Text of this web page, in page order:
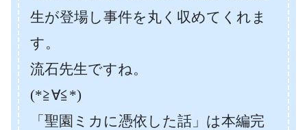
生が登場し事件を丸く収めてくれま
す。
流石先生ですね。
(*≧∀≦*)
「聖園ミカに憑依した話」は本編完